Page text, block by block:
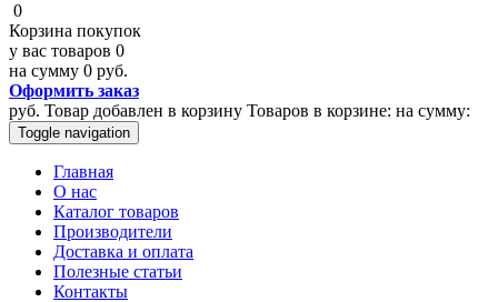
0
Корзина покупок
у вас товаров 0
на сумму 0 руб.
Оформить заказ
руб. Товар добавлен в корзину Товаров в корзине: на сумму:
Toggle navigation
Главная
О нас
Каталог товаров
Производители
Доставка и оплата
Полезные статьи
Контакты